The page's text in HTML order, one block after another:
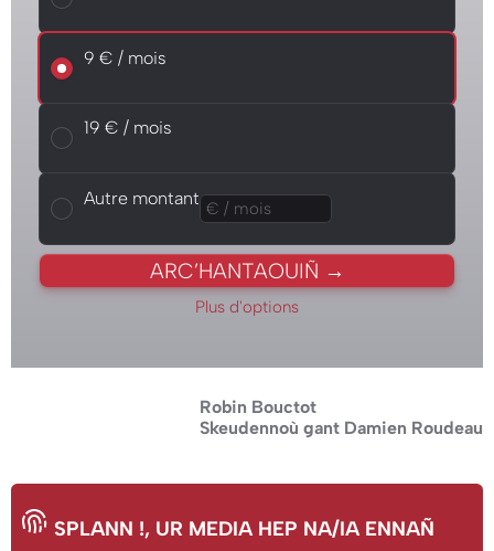
9 € / mois
9 € / mois
19 € / mois
19 € / mois
Autre montant
Autre montant
ARC’HANTAOUIÑ →
Plus d'options
Robin Bouctot
Skeudennoù gant Damien Roudeau
SPLANN !, UR MEDIA HEP NA/IA ENNAÑ